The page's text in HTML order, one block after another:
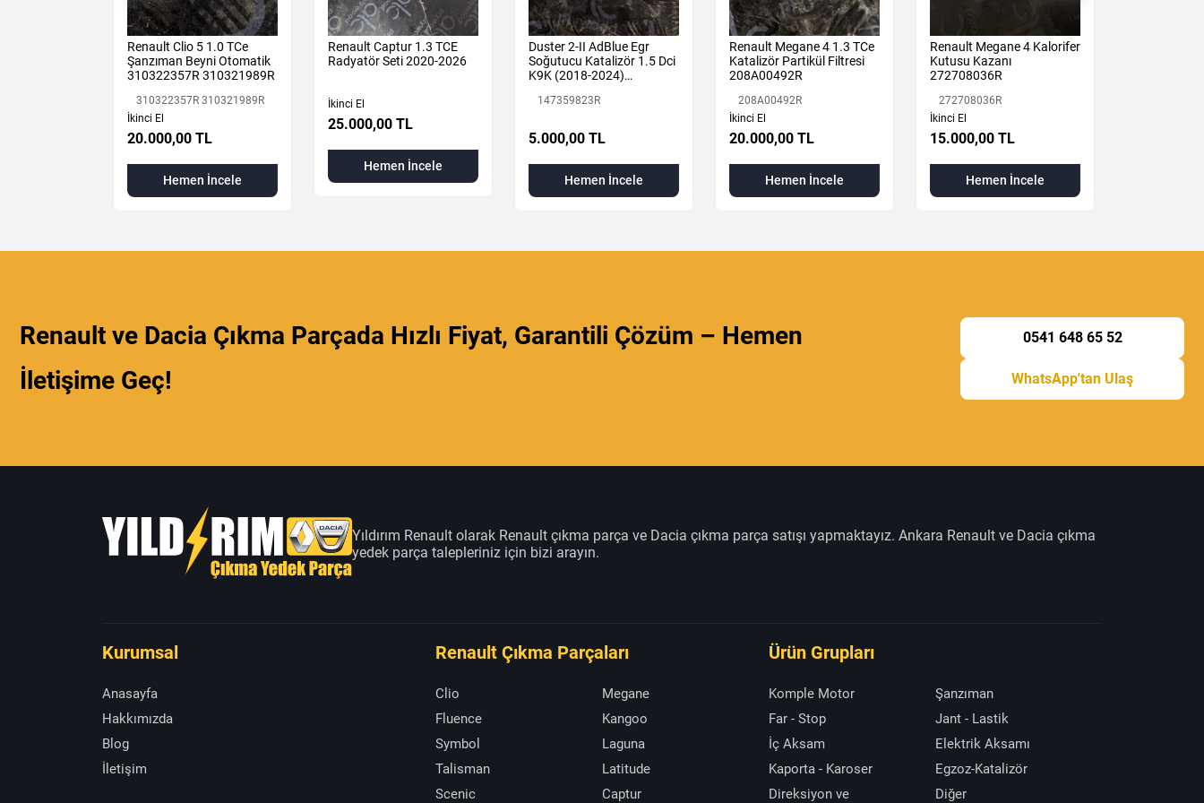
Renault Clio 5 1.0 TCe
Şanzıman Beyni Otomatik
310322357R 310321989R
310322357R 310321989R
İkinci El
20.000,00 TL
Hemen İncele
Renault Captur 1.3 TCE
Radyatör Seti 2020-2026
İkinci El
25.000,00 TL
Hemen İncele
Duster 2-II AdBlue Egr
Soğutucu Katalizör 1.5 Dci
K9K (2018-2024)
Çıkma
147359823R
5.000,00 TL
Hemen İncele
Renault Megane 4 1.3 TCe
Katalizör Partikül Filtresi
208A00492R
208A00492R
İkinci El
20.000,00 TL
Hemen İncele
Renault Megane 4 Kalorifer
Kutusu Kazanı
272708036R
272708036R
İkinci El
15.000,00 TL
Hemen İncele
Renault ve Dacia Çıkma Parçada Hızlı Fiyat, Garantili Çözüm – Hemen
İletişime Geç!
0541 648 65 52
WhatsApp'tan Ulaş
Yıldırım Renault olarak Renault çıkma parça ve Dacia çıkma parça satışı yapmaktayız. Ankara Renault ve Dacia çıkma
yedek parça talepleriniz için bizi arayın.
Kurumsal
Anasayfa
Hakkımızda
Blog
İletişim
Renault Çıkma Parçaları
Clio
Megane
Fluence
Kangoo
Symbol
Laguna
Talisman
Latitude
Scenic
Captur
Ürün Grupları
Komple Motor
Şanzıman
Far - Stop
Jant - Lastik
İç Aksam
Elektrik Aksamı
Kaporta - Karoser
Egzoz-Katalizör
Direksiyon ve
Diğer